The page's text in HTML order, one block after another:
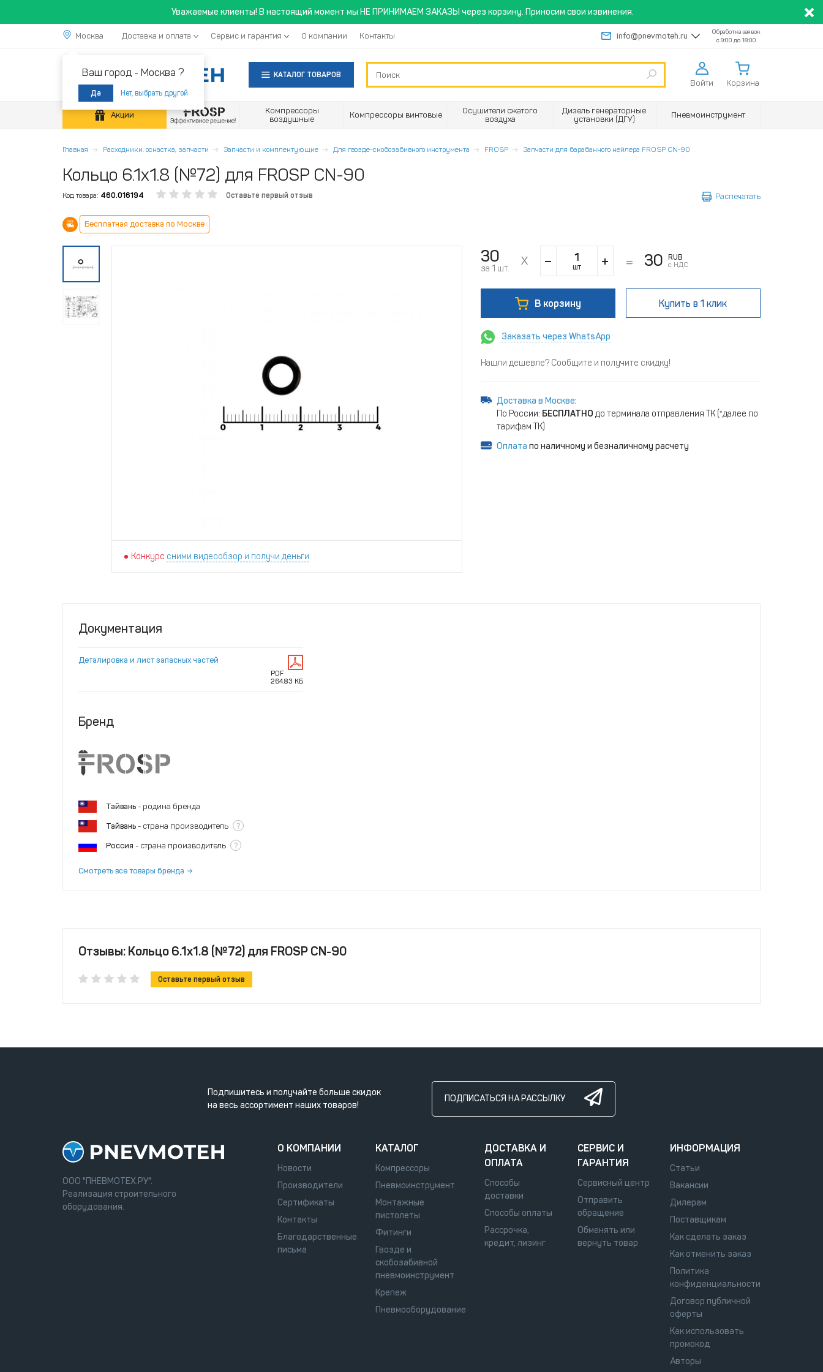
Уважаемые клиенты! В настоящий момент мы НЕ ПРИНИМАЕМ ЗАКАЗЫ через корзину. Приносим свои извинения.
Москва
Ваш город - Москва ?
Да Нет, выбрать другой
Доставка и оплата Сервис и гарантия О компании Контакты info@pnevmoteh.ru
Обработка заявок
с 9:00 до 18:00
КАТАЛОГ ТОВАРОВ
Войти Корзина
Акции
Компрессоры
воздушные
Компрессоры винтовые
Осушители сжатого
воздуха
Дизель генераторные
установки (ДГУ)
Пневмоинструмент
Главная Расходники, оснастка, запчасти Запчасти и комплектующие Для гвозде-скобозабивного инструмента FROSP Запчасти для барабанного нейлера FROSP CN-90
Кольцо 6.1x1.8 (№72) для FROSP CN-90
Код товара: 460.016194 Оставьте первый отзыв Распечатать
Бесплатная доставка по Москве
Конкурс сними видеообзор и получи деньги
30
за 1 шт. шт 30
RUB
с НДС
В корзину Купить в 1 клик
Заказать через WhatsApp
Нашли дешевле? Сообщите и получите скидку!
Доставка в Москве:
По России: БЕСПЛАТНО до терминала отправления ТК (*далее по
тарифам ТК)
Оплата по наличному и безналичному расчету
Документация
Деталировка и лист запасных частей
PDF
264.83 КБ
Бренд
Тайвань - родина бренда
Тайвань - страна производитель ?
Россия - страна производитель ?
Смотреть все товары бренда
Отзывы: Кольцо 6.1x1.8 (№72) для FROSP CN-90
Оставьте первый отзыв
Подпишитесь и получайте больше скидок
на весь ассортимент наших товаров!
ПОДПИСАТЬСЯ НА РАССЫЛКУ
ООО "ПНЕВМОТЕХ.РУ".
Реализация строительного
оборудования.
О КОМПАНИИ
Новости
Производители
Сертификаты
Контакты
Благодарственные
письма
КАТАЛОГ
Компрессоры
Пневмоинструмент
Монтажные
пистолеты
Фитинги
Гвозде и
скобозабивной
пневмоинструмент
Крепеж
Пневмооборудование
ДОСТАВКА И
ОПЛАТА
Способы
доставки
Способы оплаты
Рассрочка,
кредит, лизинг
СЕРВИС И
ГАРАНТИЯ
Сервисный центр
Отправить
обращение
Обменять или
вернуть товар
ИНФОРМАЦИЯ
Статьи
Вакансии
Дилерам
Поставщикам
Как сделать заказ
Как отменить заказ
Политика
конфиденциальности
Договор публичной
оферты
Как использовать
промокод
Авторы